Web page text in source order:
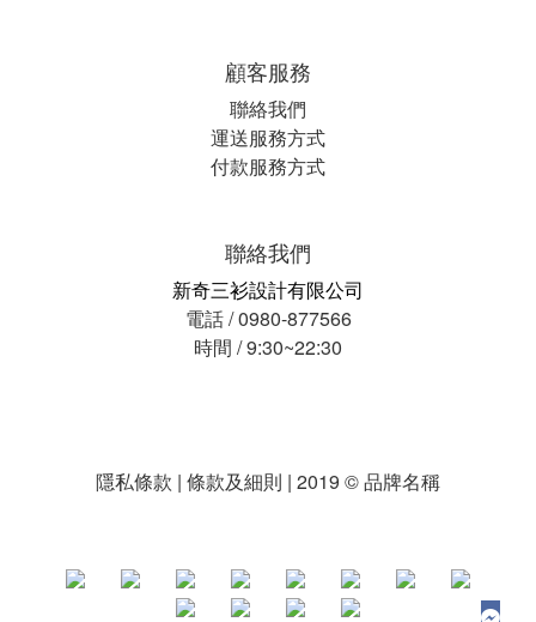
顧客服務
聯絡我們
運送服務方式
付款服務方式
聯絡我們
新奇三衫設計有限公司
電話 / 0980-877566
時間 / 9:30~22:30
隱私條款 | 條款及細則 | 2019 © 品牌名稱